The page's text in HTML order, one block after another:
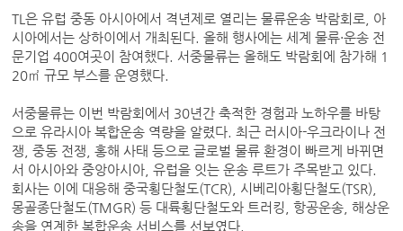
TL은 유럽 중동 아시아에서 격년제로 열리는 물류운송 박람회로, 아
시아에서는 상하이에서 개최된다. 올해 행사에는 세계 물류·운송 전
문기업 400여곳이 참여했다. 서중물류는 올해도 박람회에 참가해 1
20㎡ 규모 부스를 운영했다.
서중물류는 이번 박람회에서 30년간 축적한 경험과 노하우를 바탕
으로 유라시아 복합운송 역량을 알렸다. 최근 러시아-우크라이나 전
쟁, 중동 전쟁, 홍해 사태 등으로 글로벌 물류 환경이 빠르게 바뀌면
서 아시아와 중앙아시아, 유럽을 잇는 운송 루트가 주목받고 있다.
회사는 이에 대응해 중국횡단철도(TCR), 시베리아횡단철도(TSR),
몽골종단철도(TMGR) 등 대륙횡단철도와 트러킹, 항공운송, 해상운
송을 연계한 복합운송 서비스를 선보였다.